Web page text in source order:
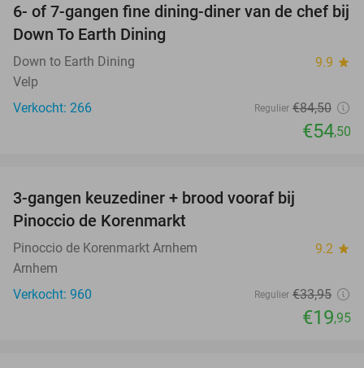
36%
6- of 7-gangen fine dining-diner van de chef bij
Down To Earth Dining
Down to Earth Dining 9.9 star
Velp
Verkocht: 266
Regulier €84,50
€54,50
3-gangen keuzediner + brood vooraf bij
Pinoccio de Korenmarkt
Pinoccio de Korenmarkt Arnhem 9.2 star
Arnhem
Verkocht: 960
Regulier €33,95
€19,95